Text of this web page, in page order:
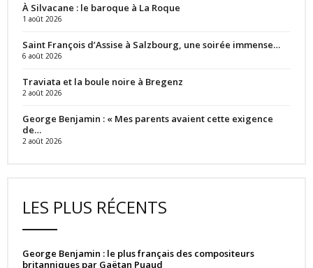
À Silvacane : le baroque à La Roque
1 août 2026
Saint François d’Assise à Salzbourg, une soirée immense…
6 août 2026
Traviata et la boule noire à Bregenz
2 août 2026
George Benjamin : « Mes parents avaient cette exigence
de…
2 août 2026
LES PLUS RÉCENTS
George Benjamin : le plus français des compositeurs
britanniques par Gaëtan Puaud